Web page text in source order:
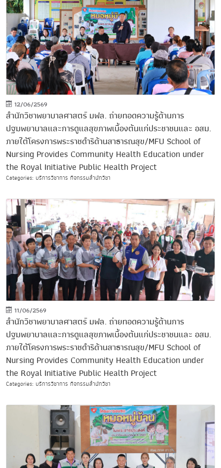
12/06/2569
สำนักวิชาพยาบาลศาสตร์ มฟล. ถ่ายทอดความรู้ด้านการ
ปฐมพยาบาลและการดูแลสุขภาพเบื้องต้นแก่ประชาชนและ อสม.
ภายใต้โครงการพระราชดำริด้านสาธารณสุข/MFU School of
Nursing Provides Community Health Education under
the Royal Initiative Public Health Project
Categories: บริการวิชาการ กิจกรรมสำนักวิชา
11/06/2569
สำนักวิชาพยาบาลศาสตร์ มฟล. ถ่ายทอดความรู้ด้านการ
ปฐมพยาบาลและการดูแลสุขภาพเบื้องต้นแก่ประชาชนและ อสม.
ภายใต้โครงการพระราชดำริด้านสาธารณสุข/MFU School of
Nursing Provides Community Health Education under
the Royal Initiative Public Health Project
Categories: บริการวิชาการ กิจกรรมสำนักวิชา